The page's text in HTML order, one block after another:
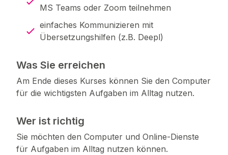
MS Teams oder Zoom teilnehmen
einfaches Kommunizieren mit
Übersetzungshilfen (z.B. Deepl)
Was Sie erreichen
Am Ende dieses Kurses können Sie den Computer
für die wichtigsten Aufgaben im Alltag nutzen.
Wer ist richtig
Sie möchten den Computer und Online-Dienste
für Aufgaben im Alltag nutzen können.